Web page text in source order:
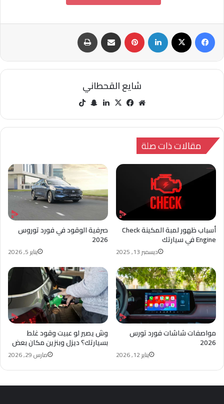
فيسبوك ‫X لينكدإن بينتيريست مشاركة عبر البريد طباعة
شايع القحطاني
مو
الوي
في
وك
‫X لينك سنا
تشا
مقالات ذات صلة
صرفية الوقود في فورد توروس
2026
يناير 5, 2026
أسباب ظهور لمبة المكينة Check
Engine في سيارتك
ديسمبر 13, 2025
وش يصير لو عبيت وقود غلط
بسيارتك؟ ديزل وبنزين مكان بعض
مارس 29, 2026
مواصفات شاشات فورد تورس
2026
يناير 12, 2026